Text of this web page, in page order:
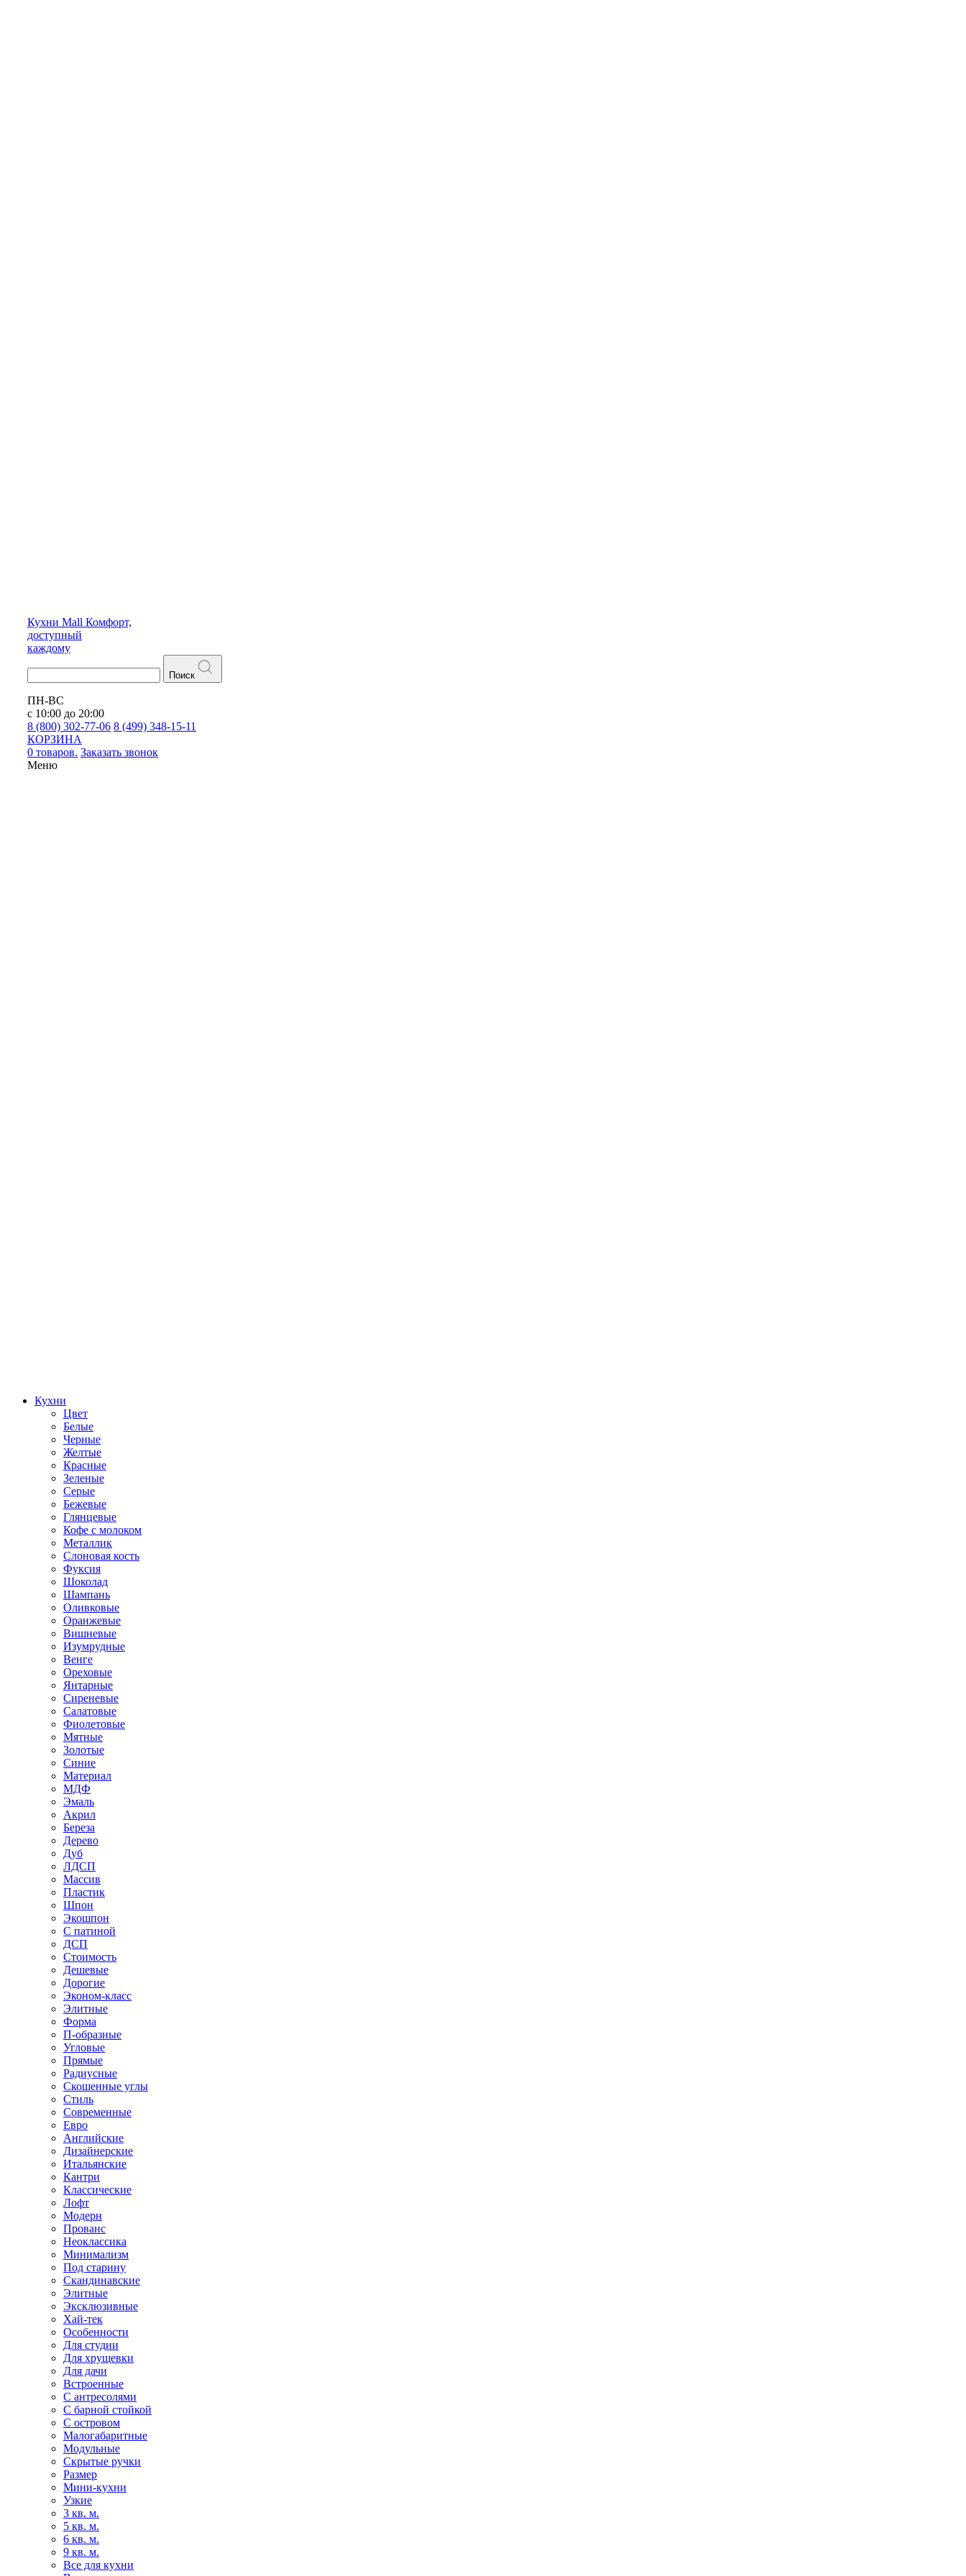
Кухни Mall Комфорт,
доступный
каждому
Поиск
ПН-ВС
с 10:00 до 20:00
8 (800) 302-77-06 8 (499) 348-15-11
КОРЗИНА
0 товаров. Заказать звонок
Меню
Кухни
Цвет
Белые
Черные
Желтые
Красные
Зеленые
Серые
Бежевые
Глянцевые
Кофе с молоком
Металлик
Слоновая кость
Фуксия
Шоколад
Шампань
Оливковые
Оранжевые
Вишневые
Изумрудные
Венге
Ореховые
Янтарные
Сиреневые
Салатовые
Фиолетовые
Мятные
Золотые
Синие
Материал
МДФ
Эмаль
Акрил
Береза
Дерево
Дуб
ЛДСП
Массив
Пластик
Шпон
Экошпон
С патиной
ДСП
Стоимость
Дешевые
Дорогие
Эконом-класс
Элитные
Форма
П-образные
Угловые
Прямые
Радиусные
Скошенные углы
Стиль
Современные
Евро
Английские
Дизайнерские
Итальянские
Кантри
Классические
Лофт
Модерн
Прованс
Неоклассика
Минимализм
Под старину
Скандинавские
Элитные
Эксклюзивные
Хай-тек
Особенности
Для студии
Для хрущевки
Для дачи
Встроенные
С антресолями
С барной стойкой
С островом
Малогабаритные
Модульные
Скрытые ручки
Размер
Мини-кухни
Узкие
3 кв. м.
5 кв. м.
6 кв. м.
9 кв. м.
Все для кухни